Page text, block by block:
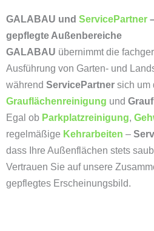
GALABAU und ServicePartner
gepflegte Außenbereiche
GALABAU übernimmt die
Ausführung von Garten- und
während ServicePartner sich um
Grauflächenreinigung und
Egal ob Parkplatzreinigung,
regelmäßige Kehrarbeiten –
dass Ihre Außenflächen stets
Vertrauen Sie auf unsere
gepflegtes Erscheinungsbild.